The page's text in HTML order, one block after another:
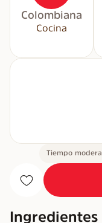
Cocina
Colombiana
Tiempo
Ingredientes